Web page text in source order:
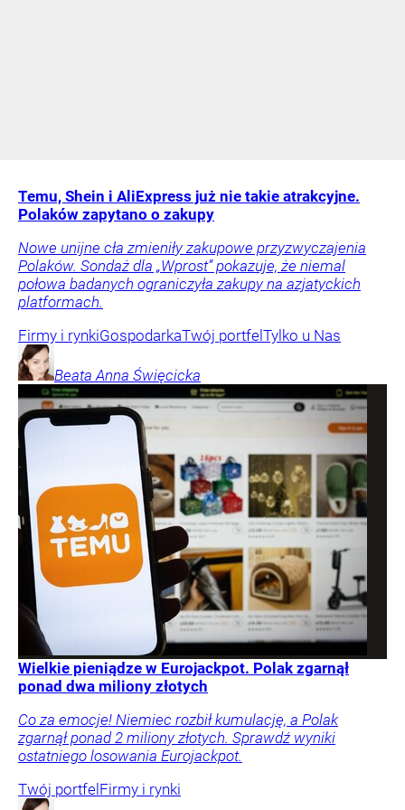
Temu, Shein i AliExpress już nie takie atrakcyjne.
Polaków zapytano o zakupy
Nowe unijne cła zmieniły zakupowe przyzwyczajenia
Polaków. Sondaż dla „Wprost” pokazuje, że niemal
połowa badanych ograniczyła zakupy na azjatyckich
platformach.
Firmy i rynkiGospodarkaTwój portfel Tylko u Nas
Beata Anna Święcicka
Wielkie pieniądze w Eurojackpot. Polak zgarnął
ponad dwa miliony złotych
Co za emocje! Niemiec rozbił kumulację, a Polak
zgarnął ponad 2 miliony złotych. Sprawdź wyniki
ostatniego losowania Eurojackpot.
Twój portfel Firmy i rynki